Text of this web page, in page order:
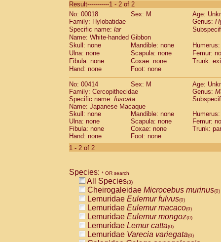
CebidaeSaguinus labiatus(0)
Cebidae Saguinus leucopus (0)
CebidaeSaguinus midas
CebidaeSaguinus mystax
CebidaeSaguinus nigricollis (0)
Cebidae Saguinus oedipus
Cebidae Saguinus weddelli
Cebidae Saguinusspp.
CebidaeAotus trivirgatus(0)
Cebidae Cebus albifrons
CebidaeCebus apella
CebidaeCebus capucinus
Cebidae Cebus nigrivittatus
Cebidae Cebusspp.(0)
Cebidae Saimiri boliviensis
Cebidae Saimiri sciureus
Atelidae
AtelidaeAlouatta
AtelidaeAteles belzebuth
AtelidaeAteles geoffroyi(0)
AtelidaeAteles paniscus(0)
AtelidaeAtelesspp. (0)
AtelidaeLagothrix lagothricha(0)
AtelidaeLagothrix lagothricha cana
PitheciidaeCacajao calvus
Result-----------1 - 2 of 2
No: 00018
Sex: M
Age:
Family: Hylobatidae
Genus:
Specific name: lar
Name: White-handed Gibbon
Skull: none
Mandible: none
Ulna: none
Scapula: none
Femur:
Fibula: none
Coxae: none
Trunk:
Hand: none
Foot: none
No: 00414 Sex: M
Age:
Family: Cercopithecidae
Genus:
Specific name: fuscata
Name: Japanese Macaque
Skull: none
Mandible: none
Ulna: none
Scapula: none
Femur:
Fibula: none
Coxae: none
Trunk:
Hand: none
Foot: none
1 - 2 of 2
Species: * OR search
All Species(3)
Cheirogaleidae Microcebus murinus(0)
Lemuridae Eulemur fulvus(0)
Lemuridae Eulemur macaco(0)
Lemuridae Eulemur mongoz(0)
Lemuridae Lemur catta(0)
Lemuridae Varecia variegata(0)